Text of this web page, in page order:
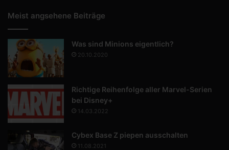
Meist angsehene Beiträge
Was sind Minions eigentlich?
20.10.2020
Richtige Reihenfolge aller Marvel-Serien
bei Disney+
14.03.2022
Cybex Base Z piepen ausschalten
11.08.2021